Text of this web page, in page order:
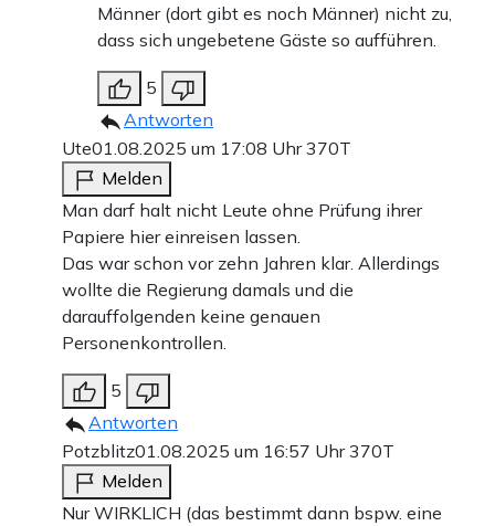
Männer (dort gibt es noch Männer) nicht zu,
dass sich ungebetene Gäste so aufführen.
5
Antworten
Ute01.08.2025 um 17:08 Uhr370T
Melden
Man darf halt nicht Leute ohne Prüfung ihrer
Papiere hier einreisen lassen.
Das war schon vor zehn Jahren klar. Allerdings
wollte die Regierung damals und die
darauffolgenden keine genauen
Personenkontrollen.
5
Antworten
Potzblitz01.08.2025 um 16:57 Uhr370T
Melden
Nur WIRKLICH (das bestimmt dann bspw. eine